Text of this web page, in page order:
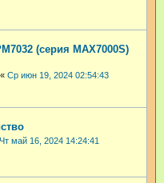
(серия MAX7000S)
« Ср июн 19, 2024 02:54:43
Чт май 16, 2024 14:24:41